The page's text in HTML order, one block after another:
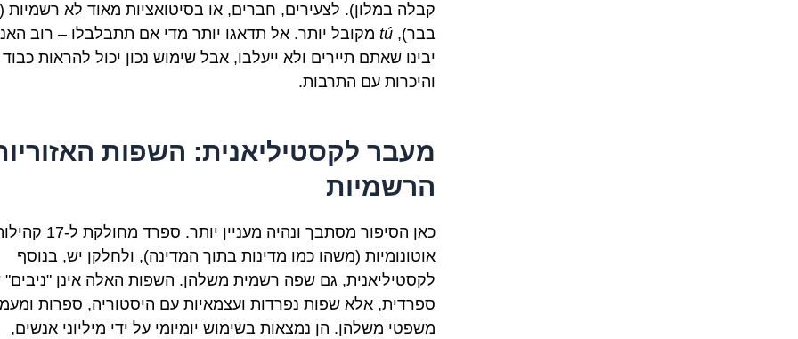
קבלה במלון). לצעירים, חברים, או בסיטואציות מאוד לא רשמיות
בבר),tú מקובל יותר. אל תדאגו יותר מדי אם תתבלבלו – רוב
יבינו שאתם תיירים ולא ייעלבו, אבל שימוש נכון יכול להראות כבוד
והיכרות עם התרבות.
מעבר לקסטיליאנית: השפות
הרשמיות
כאן הסיפור מסתבך ונהיה מעניין יותר. ספרד מחולקת
אוטונומיות (משהו כמו מדינות בתוך המדינה), ולחלקן יש, בנוסף
לקסטיליאנית, גם שפה רשמית משלהן. השפות האלה אינן
ספרדית, אלא שפות נפרדות ועצמאיות עם היסטוריה, ספרות
משפטי משלהן. הן נמצאות בשימוש יומיומי על ידי מיליוני אנשים,